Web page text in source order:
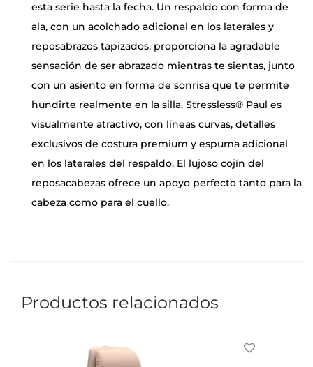
esta serie hasta la fecha. Un respaldo con forma de
ala, con un acolchado adicional en los laterales y
reposabrazos tapizados, proporciona la agradable
sensación de ser abrazado mientras te sientas, junto
con un asiento en forma de sonrisa que te permite
hundirte realmente en la silla. Stressless® Paul es
visualmente atractivo, con líneas curvas, detalles
exclusivos de costura premium y espuma adicional
en los laterales del respaldo. El lujoso cojín del
reposacabezas ofrece un apoyo perfecto tanto para la
cabeza como para el cuello.
Productos relacionados